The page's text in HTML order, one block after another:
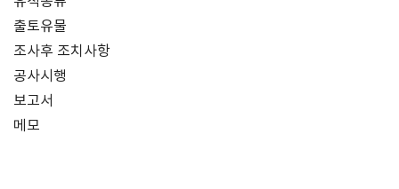
출토유물
조사후 조치사항
공사시행
보고서
메모